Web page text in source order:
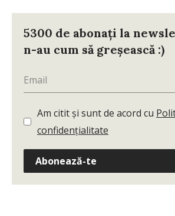
5300 de abonați la
n-au cum să greșească :)
Am citit și sunt de acord cu
confidențialitate
Abonează-te